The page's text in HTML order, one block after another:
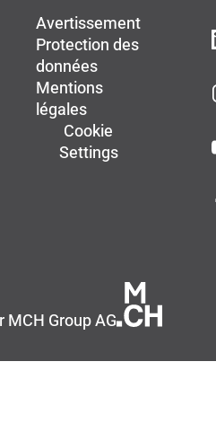
Avertissement
Protection des
données
Mentions
légales
Cookie
Settings
MCH Group AG